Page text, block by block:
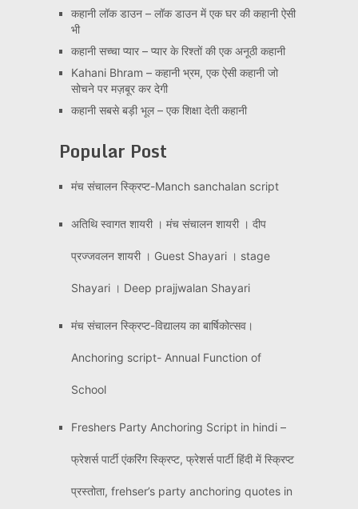
कहानी लॉक डाउन – लॉक डाउन में एक घर की कहानी ऐसी
भी
कहानी सच्चा प्यार – प्यार के रिश्तों की एक अनूठी कहानी
Kahani Bhram – कहानी भ्रम, एक ऐसी कहानी जो
सोचने पर मज़बूर कर देगी
कहानी सबसे बड़ी भूल – एक शिक्षा देती कहानी
Popular Post
मंच संचालन स्क्रिप्ट-Manch sanchalan script
अतिथि स्वागत शायरी । मंच संचालन शायरी । दीप
प्रज्जवलन शायरी । Guest Shayari । stage
Shayari । Deep prajjwalan Shayari
मंच संचालन स्क्रिप्ट-विद्यालय का बार्षिकोत्सव।
Anchoring script- Annual Function of
School
Freshers Party Anchoring Script in hindi –
फ्रेशर्स पार्टी एंकरिंग स्क्रिप्ट, फ्रेशर्स पार्टी हिंदी में स्क्रिप्ट
प्रस्तोता, frehser’s party anchoring quotes in